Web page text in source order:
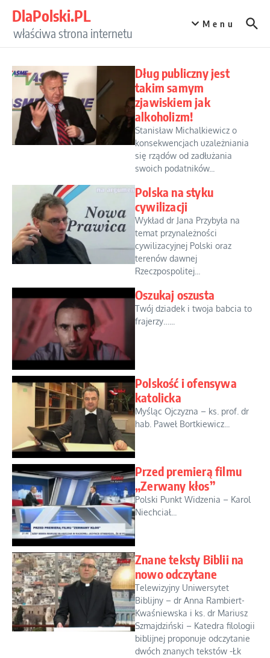
DlaPolski.PL
właściwa strona internetu
Menu
Dług publiczny jest
takim samym
zjawiskiem jak
alkoholizm!
Stanisław Michalkiewicz o
konsekwencjach uzależniania
się rządów od zadłużania
swoich podatników...
Polska na styku
cywilizacji
Wykład dr Jana Przybyła na
temat przynależności
cywilizacyjnej Polski oraz
terenów dawnej
Rzeczpospolitej...
Oszukaj oszusta
Twój dziadek i twoja babcia to
frajerzy…...
Polskość i ofensywa
katolicka
Myśląc Ojczyzna – ks. prof. dr
hab. Paweł Bortkiewicz...
Przed premierą filmu
„Zerwany kłos”
Polski Punkt Widzenia – Karol
Niechciał...
Znane teksty Biblii na
nowo odczytane
Telewizyjny Uniwersytet
Biblijny – dr Anna Rambiert-
Kwaśniewska i ks. dr Mariusz
Szmajdziński – Katedra filologii
biblijnej proponuje odczytanie
dwóch znanych tekstów -Łk